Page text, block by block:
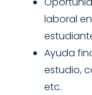
laboral
Ayuda
estudio,
etc.